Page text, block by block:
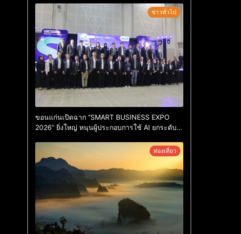
ข่าวทั่วไป
ขอนแก่นเปิดฉาก “SMART BUSINESS EXPO
2026” ยิ่งใหญ่ หนุนผู้ประกอบการใช้ AI ยกระดับ
ท่องเที่ยว